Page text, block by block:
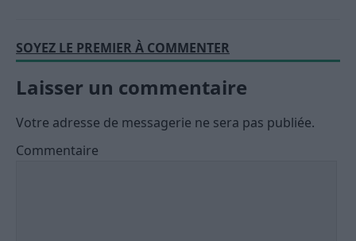
SOYEZ LE PREMIER À COMMENTER
Laisser un commentaire
Votre adresse de messagerie ne sera pas publiée.
Commentaire